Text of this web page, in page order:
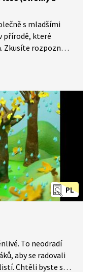
s mladšími
přírodě, které
Zkusíte rozpoznat
poznávat podle
výtvarnou
PL
To neodradí
aby se radovali
Chtěli byste se